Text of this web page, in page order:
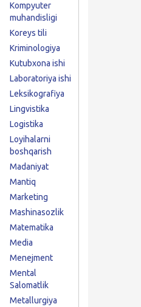
Kompyuter
muhandisligi
Koreys tili
Kriminologiya
Kutubxona ishi
Laboratoriya ishi
Leksikografiya
Lingvistika
Logistika
Loyihalarni
boshqarish
Madaniyat
Mantiq
Marketing
Mashinasozlik
Matematika
Media
Menejment
Mental
Salomatlik
Metallurgiya